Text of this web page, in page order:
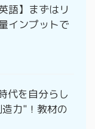
語】まずはリ
インプットで
代を自分らし
力"！教材の